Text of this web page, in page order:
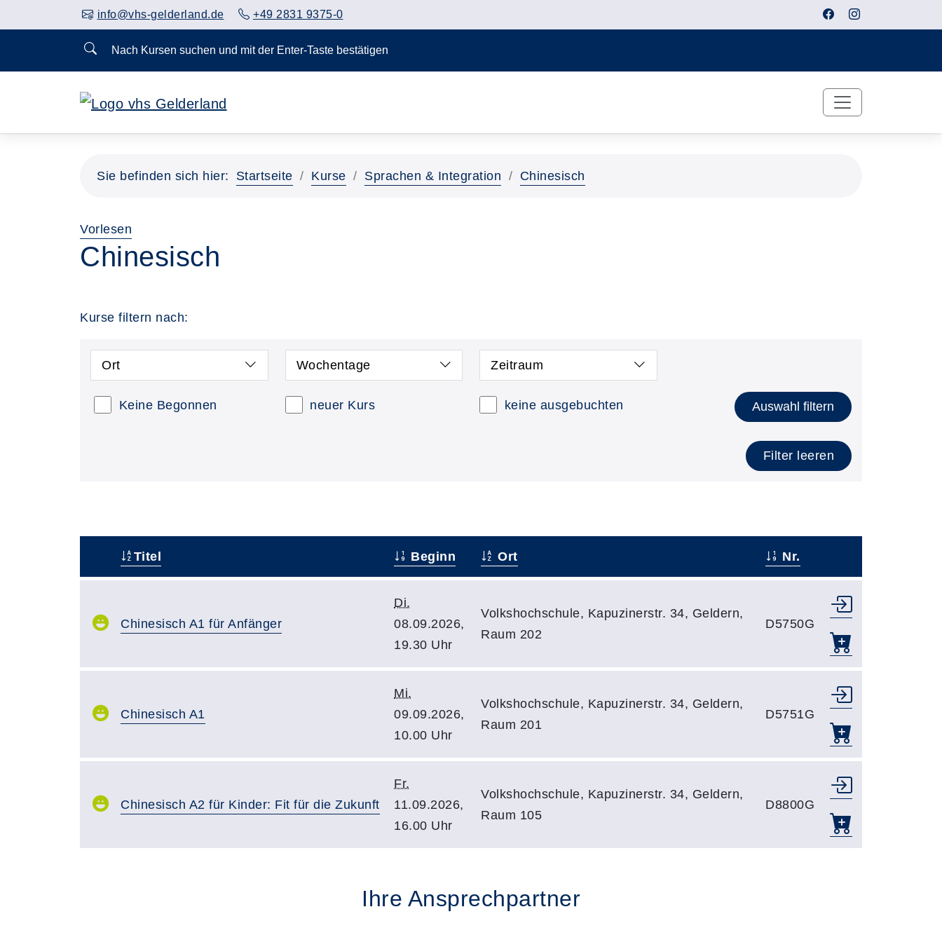
info@vhs-gelderland.de +49 2831 9375-0
Nach Kursen suchen und mit der Enter-Taste bestätigen
Sie befinden sich hier: Startseite Kurse Sprachen & Integration Chinesisch
Vorlesen
Chinesisch
Kurse filtern nach:
Ort Wochentage Zeitraum
Keine Begonnen neuer Kurs keine ausgebuchten Auswahl filtern
Filter leeren
Titel Beginn Ort Nr.
Chinesisch A1 für Anfänger
Di.
08.09.2026,
19.30 Uhr
Volkshochschule, Kapuzinerstr. 34, Geldern,
Raum 202
D5750G
Chinesisch A1
Mi.
09.09.2026,
10.00 Uhr
Volkshochschule, Kapuzinerstr. 34, Geldern,
Raum 201
D5751G
Chinesisch A2 für Kinder: Fit für die Zukunft
Fr.
11.09.2026,
16.00 Uhr
Volkshochschule, Kapuzinerstr. 34, Geldern,
Raum 105
D8800G
Ihre Ansprechpartner